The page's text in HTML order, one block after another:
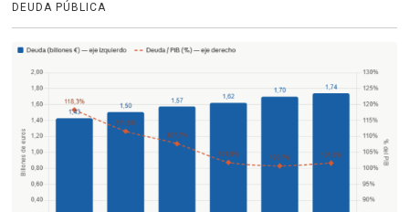
DEUDA PÚBLICA